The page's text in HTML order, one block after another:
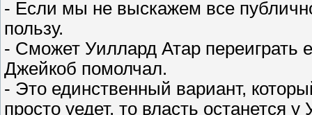
- Если мы не выскажем все
пользу.
- Сможет Уиллард Атар переиграть
Джейкоб помолчал.
- Это единственный вариант,
просто уедет, то власть останется